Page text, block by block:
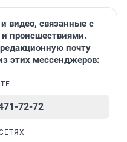
видео, связанные с
происшествиями.
почту
этих мессенджеров:
72-72